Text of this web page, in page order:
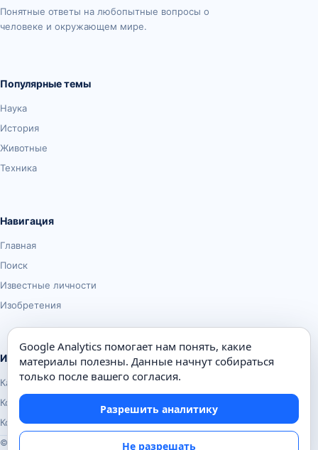
Понятные ответы на любопытные вопросы о
человеке и окружающем мире.
Популярные темы
Наука
История
Животные
Техника
Навигация
Главная
Поиск
Известные личности
Изобретения
Информация
Карта сайта
Контакты
Конфиденциальность
© Почемуха.ру, 2010–2026
Google Analytics помогает нам понять, какие
материалы полезны. Данные начнут собираться
только после вашего согласия.
Разрешить аналитику
Не разрешать